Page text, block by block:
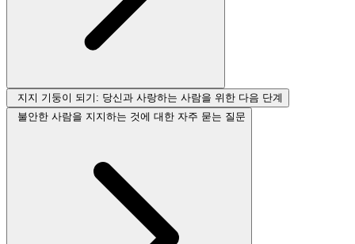
지지 기둥이 되기: 당신과 사랑하는 사람을 위한 다음 단계
불안한 사람을 지지하는 것에 대한 자주 묻는 질문